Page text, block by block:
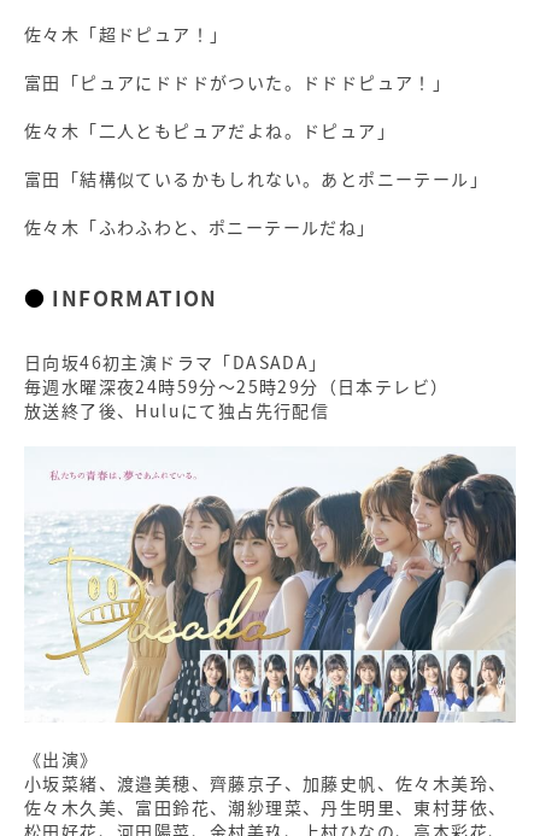
佐々木「超ドピュア！」
富田「ピュアにドドドがついた。ドドドピュア！」
佐々木「二人ともピュアだよね。ドピュア」
富田「結構似ているかもしれない。あとポニーテール」
佐々木「ふわふわと、ポニーテールだね」
INFORMATION
日向坂46初主演ドラマ「DASADA」
毎週水曜深夜24時59分～25時29分（日本テレビ）
放送終了後、Huluにて独占先行配信
《出演》
小坂菜緒、渡邉美穂、齊藤京子、加藤史帆、佐々木美玲、
佐々木久美、富田鈴花、潮紗理菜、丹生明里、東村芽依、